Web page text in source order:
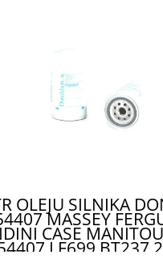
OLEJU SILNIKA
MASSEY
CASE
LF699 BT237